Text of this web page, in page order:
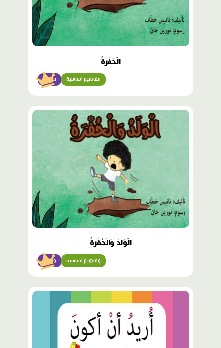
الْحُفْرَةُ
مبتدئ مفاهيم أساسية
محتوى
الْوَلَدُ وَالْحُفْرَةُ
مبتدئ مفاهيم أساسية
محتوى